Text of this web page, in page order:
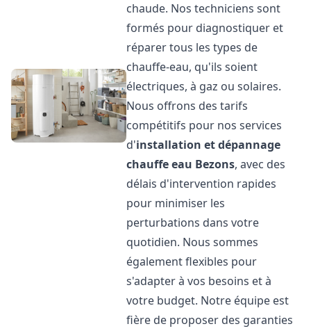
chaude. Nos techniciens sont
formés pour diagnostiquer et
réparer tous les types de
chauffe-eau, qu'ils soient
électriques, à gaz ou solaires.
Nous offrons des tarifs
compétitifs pour nos services
d'installation et dépannage
chauffe eau Bezons, avec des
délais d'intervention rapides
pour minimiser les
perturbations dans votre
quotidien. Nous sommes
également flexibles pour
s'adapter à vos besoins et à
votre budget. Notre équipe est
fière de proposer des garanties